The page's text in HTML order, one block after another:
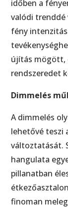
időben a
valódi trenddé
fény
újítás mögött,
rendszeredet
Dimmelés
A dimmelés
lehetővé teszi
változtatását.
hangulata
pillanatban
finoman